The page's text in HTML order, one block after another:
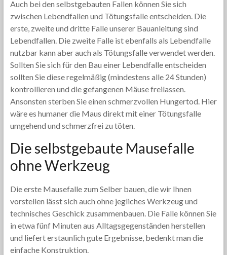
Auch bei den selbstgebauten Fallen können Sie sich
zwischen Lebendfallen und Tötungsfalle entscheiden. Die
erste, zweite und dritte Falle unserer Bauanleitung sind
Lebendfallen. Die zweite Falle ist ebenfalls als Lebendfalle
nutzbar kann aber auch als Tötungsfalle verwendet werden.
Sollten Sie sich für den Bau einer Lebendfalle entscheiden
sollten Sie diese regelmäßig (mindestens alle 24 Stunden)
kontrollieren und die gefangenen Mäuse freilassen.
Ansonsten sterben Sie einen schmerzvollen Hungertod. Hier
wäre es humaner die Maus direkt mit einer Tötungsfalle
umgehend und schmerzfrei zu töten.
Die selbstgebaute Mausefalle
ohne Werkzeug
Die erste Mausefalle zum Selber bauen, die wir Ihnen
vorstellen lässt sich auch ohne jegliches Werkzeug und
technisches Geschick zusammenbauen. Die Falle können Sie
in etwa fünf Minuten aus Alltagsgegenständen herstellen
und liefert erstaunlich gute Ergebnisse, bedenkt man die
einfache Konstruktion.